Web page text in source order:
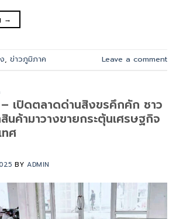
→
, ข่าวภูมิภาค Leave a comment
เปิดตลาดด่านสิงขรคึกคัก ชาว
นค้ามาวางขายกระตุ้นเศรษฐกิจ
ศ
BYADMIN